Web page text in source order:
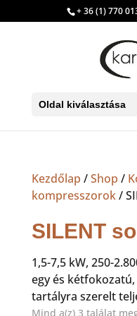
+ 36 (1) 770
Oldal kiválasztása
Kezdőlap /Shop /
kompresszorok/
SILENT
1,5-7,5 kW, 250-
egy és
tartályra szerelt
Mind a(z) 3 találat